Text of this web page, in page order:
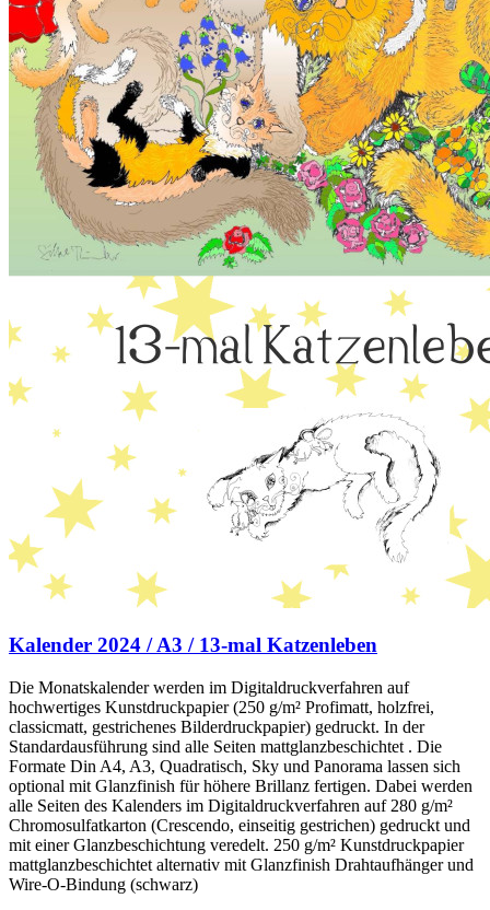
Kalender 2024 / A3 / 13-mal Katzenleben
Die Monatskalender werden im Digitaldruckverfahren auf
hochwertiges Kunstdruckpapier (250 g/m² Profimatt, holzfrei,
classicmatt, gestrichenes Bilderdruckpapier) gedruckt. In der
Standardausführung sind alle Seiten mattglanzbeschichtet . Die
Formate Din A4, A3, Quadratisch, Sky und Panorama lassen sich
optional mit Glanzfinish für höhere Brillanz fertigen. Dabei werden
alle Seiten des Kalenders im Digitaldruckverfahren auf 280 g/m²
Chromosulfatkarton (Crescendo, einseitig gestrichen) gedruckt und
mit einer Glanzbeschichtung veredelt. 250 g/m² Kunstdruckpapier
mattglanzbeschichtet alternativ mit Glanzfinish Drahtaufhänger und
Wire-O-Bindung (schwarz)